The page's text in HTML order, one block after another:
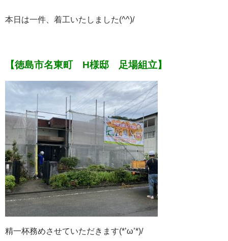
本日は一件、着工いたしました(^^)/
【徳島市名東町 H様邸 足場組立】
精一杯務めさせていただきます(*’ω’*)/